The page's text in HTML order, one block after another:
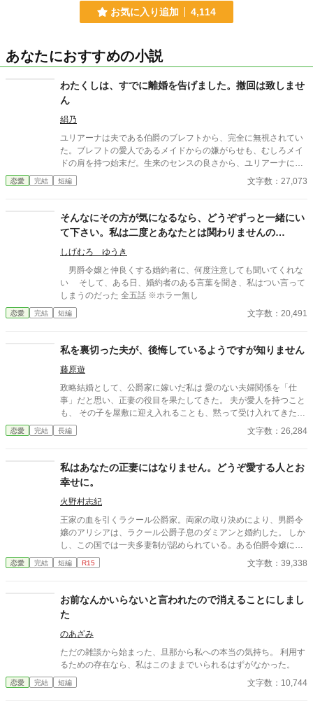
お気に入り追加 4,114
あなたにおすすめの小説
わたくしは、すでに離婚を告げました。撤回は致しませ
ん
絹乃
ユリアーナは夫である伯爵のブレフトから、完全に無視されてい
た。ブレフトの愛人であるメイドからの嫌がらせも、むしろメイ
ドの肩を持つ始末だ。生来のセンスの良さから、ユリアーナには
調度品や服の見立ての依頼がひっきりなしに来る。その収入すら
も、ブレフトは奪おうとする。ユリアーナの上品さ、審美眼、そ
伯爵家という檻に閉じ込められたユリアーナを救ったのは、幼な
じみのレオンだった。ユリアーナに離婚を告げられたブレフト
は、ようやく妻が素晴らしい女性であったと気づく。けれど、も
う遅かった。
恋愛 完結 短編 文字数：27,073
そんなにその方が気になるなら、どうぞずっと一緒にい
て下さい。私は二度とあなたとは関わりませんの
で……。
しげむろ ゆうき
男爵令嬢と仲良くする婚約者に、何度注意しても聞いてくれな
い そして、ある日、婚約者のある言葉を聞き、私はつい言って
しまうのだった 全五話 ※ホラー無し
恋愛 完結 短編 文字数：20,491
私を裏切った夫が、後悔しているようですが知りません
藤原遊
政略結婚として、公爵家に嫁いだ私は 愛のない夫婦関係を「仕
事」だと思い、正妻の役目を果たしてきた。 夫が愛人を持つこと
も、 その子を屋敷に迎え入れることも、黙って受け入れてきた。
けれど―― 跡取りを、正妻の子ではなく愛人の子にする。 その言
葉を、人前で軽く口にした瞬間。 私は悟ったのだ。 この家では、
の跡取りにする」という取り決めがあった。 ならば話は簡単だ。
役目を終えた私は、離縁を選ぶ。 息子と共に、この家を去るだ
け。 後悔しているようですが―― もう、私の知るところではあり
ません。
恋愛 完結 長編 文字数：26,284
私はあなたの正妻にはなりません。どうぞ愛する人とお
幸せに。
火野村志紀
王家の血を引くラクール公爵家。両家の取り決めにより、男爵令
嬢のアリシアは、ラクール公爵子息のダミアンと婚約した。 しか
し、この国では一夫多妻制が認められている。ある伯爵令嬢に一
目惚れしたダミアンは、彼女とも結婚すると言い出した。公爵の
忠告に聞く耳を持たず、ダミアンは伯爵令嬢を正妻として迎え
数年後、公爵が病で亡くなり、生前書き残していた遺言書が開封
された。そこに書かれていたのは、ダミアンにとって信じられな
い内容だった。
恋愛 完結 短編 R15 文字数：39,338
お前なんかいらないと言われたので消えることにしまし
た
のあざみ
ただの雑談から始まった、旦那から私への本当の気持ち。 利用す
るための存在なら、私はこのままでいられるはずがなかった。
恋愛 完結 短編 文字数：10,744